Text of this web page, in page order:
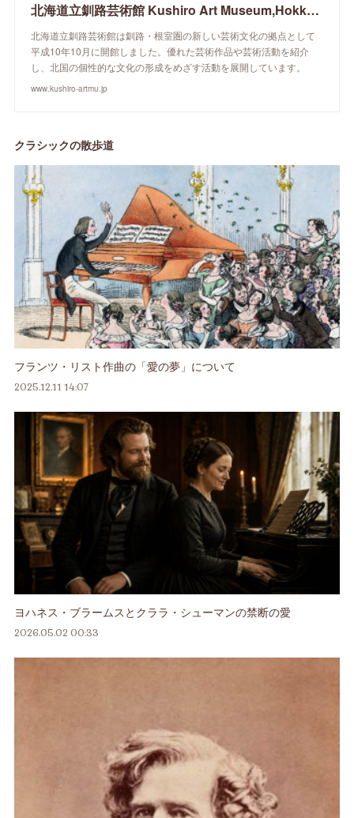
北海道立釧路芸術館 Kushiro Art Museum,Hokkaido
北海道立釧路芸術館は釧路・根室圏の新しい芸術文化の拠点として
平成10年10月に開館しました。優れた芸術作品や芸術活動を紹介
し、北国の個性的な文化の形成をめざす活動を展開しています。
www.kushiro-artmu.jp
クラシックの散歩道
フランツ・リスト作曲の「愛の夢」について
2025.12.11 14:07
ヨハネス・ブラームスとクララ・シューマンの禁断の愛
2026.05.02 00:33